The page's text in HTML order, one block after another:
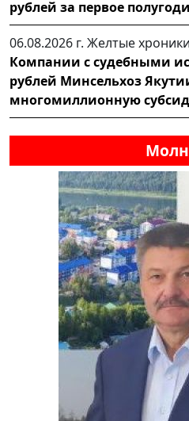
рублей за первое
06.08.2026 г. Желтые хроники
Компании с судебными
рублей Минсельхоз
многомиллионную